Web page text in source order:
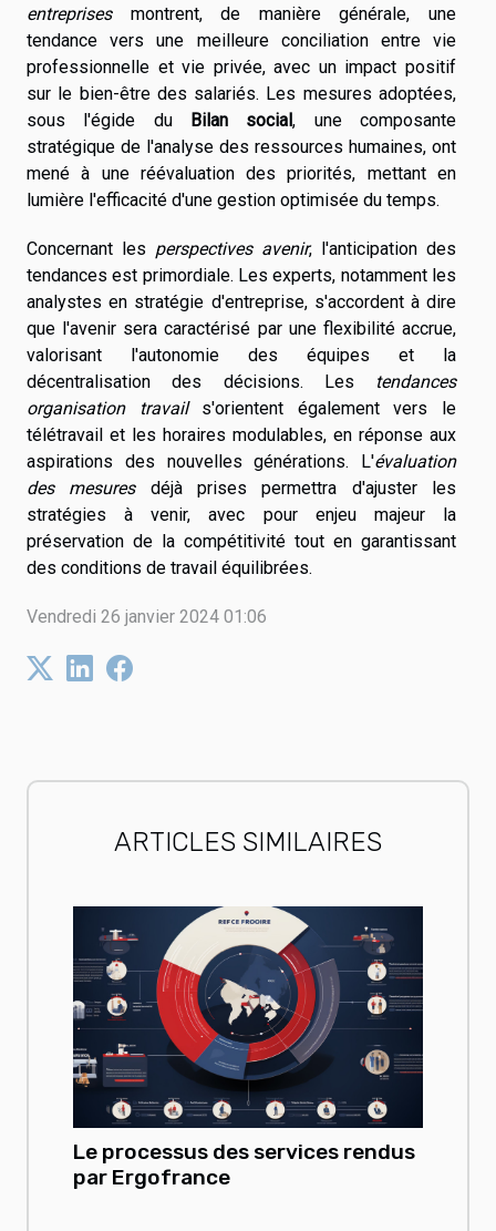
entreprisesmontrent, de manière générale, une
tendance vers une meilleure conciliation entre vie
professionnelle et vie privée, avec un impact positif
sur le bien-être des salariés. Les mesures adoptées,
sous l'égide du Bilan social, une composante
stratégique de l'analyse des ressources humaines, ont
mené à une réévaluation des priorités, mettant en
lumière l'efficacité d'une gestion optimisée du temps.
Concernant les perspectives avenir, l'anticipation des
tendances est primordiale. Les experts, notamment les
analystes en stratégie d'entreprise, s'accordent à dire
que l'avenir sera caractérisé par une flexibilité accrue,
valorisant l'autonomie des équipes et la
décentralisation des décisions. Les
tendances
organisation travails'orientent également vers le
télétravail et les horaires modulables, en réponse aux
aspirations des nouvelles générations. L'évaluation
des mesuresdéjà prises permettra d'ajuster les
stratégies à venir, avec pour enjeu majeur la
préservation de la compétitivité tout en garantissant
des conditions de travail équilibrées.
Vendredi 26 janvier 2024 01:06
ARTICLES SIMILAIRES
Le processus des services rendus
par Ergofrance